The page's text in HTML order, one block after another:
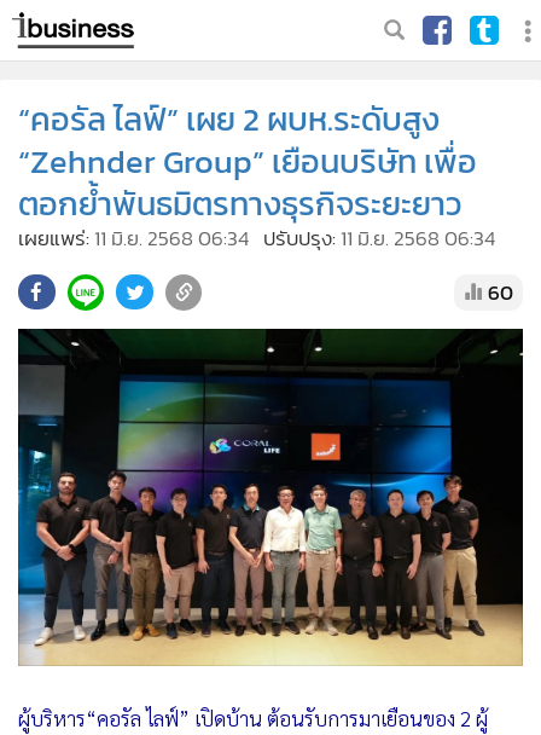
“คอรัล ไลฟ์” เผย 2 ผบห.ระดับสูง
“Zehnder Group” เยือนบริษัท เพื่อ
ตอกย้ำพันธมิตรทางธุรกิจระยะยาว
เผยแพร่: 11 มิ.ย. 2568 06:34 ปรับปรุง: 11 มิ.ย. 2568 06:34
60
ผู้บริหาร“คอรัล ไลฟ์” เปิดบ้าน ต้อนรับการมาเยือนของ 2 ผู้